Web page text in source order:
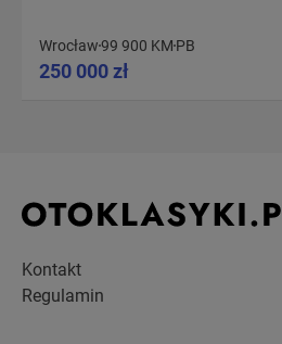
Wrocław99 900 KM PB
250 000 zł
Kontakt
Regulamin